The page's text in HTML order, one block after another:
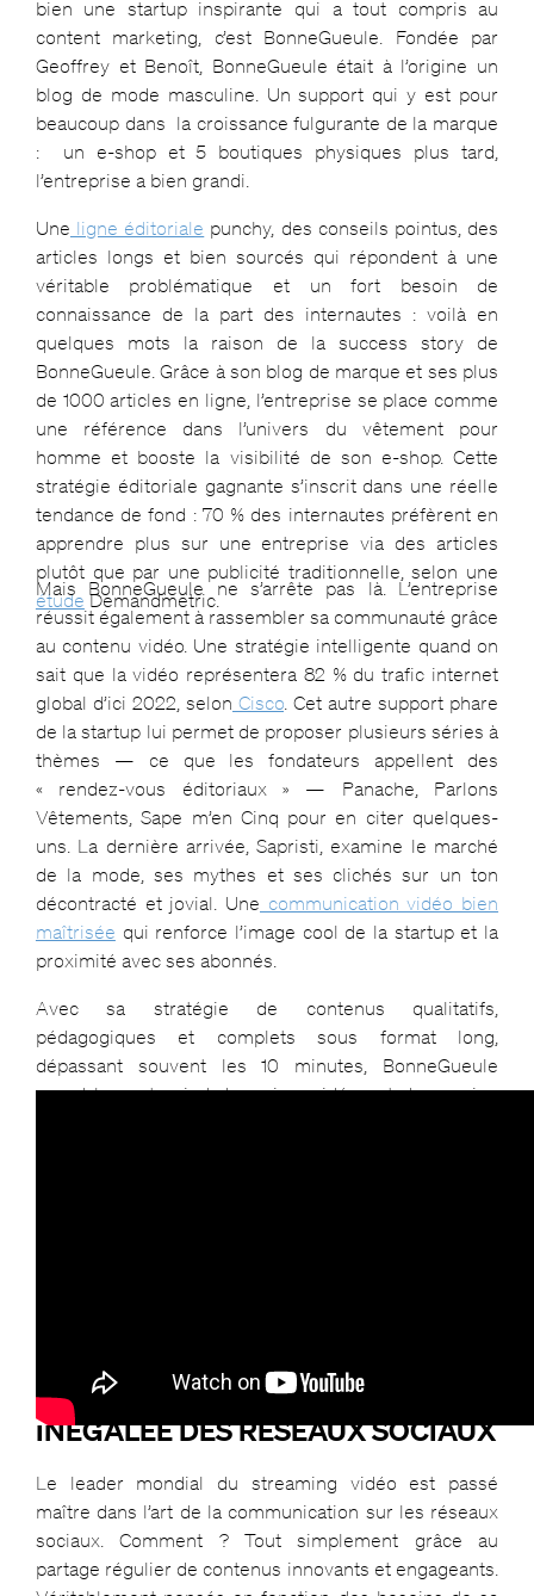
bien une startup inspirante qui a tout compris au
content marketing, c’est BonneGueule. Fondée par
Geoffrey et Benoît, BonneGueule était à l’origine un
blog de mode masculine. Un support qui y est pour
beaucoup dans la croissance fulgurante de la marque
: un e-shop et 5 boutiques physiques plus tard,
l’entreprise a bien grandi.
Une ligne éditoriale punchy, des conseils pointus, des
articles longs et bien sourcés qui répondent à une
véritable problématique et un fort besoin de
connaissance de la part des internautes : voilà en
quelques mots la raison de la success story de
BonneGueule. Grâce à son blog de marque et ses plus
de 1000 articles en ligne, l’entreprise se place comme
une référence dans l’univers du vêtement pour
homme et booste la visibilité de son e-shop. Cette
stratégie éditoriale gagnante s’inscrit dans une réelle
tendance de fond : 70 % des internautes préfèrent en
apprendre plus sur une entreprise via des articles
plutôt que par une publicité traditionnelle, selon une
étude Demandmetric.
Mais BonneGueule ne s’arrête pas là. L’entreprise
réussit également à rassembler sa communauté grâce
au contenu vidéo. Une stratégie intelligente quand on
sait que la vidéo représentera 82 % du trafic internet
global d’ici 2022, selon Cisco. Cet autre support phare
de la startup lui permet de proposer plusieurs séries à
thèmes — ce que les fondateurs appellent des
« rendez-vous éditoriaux » — Panache, Parlons
Vêtements, Sape m’en Cinq pour en citer quelques-
uns. La dernière arrivée, Sapristi, examine le marché
de la mode, ses mythes et ses clichés sur un ton
décontracté et jovial. Une communication vidéo bien
maîtrisée qui renforce l’image cool de la startup et la
proximité avec ses abonnés.
Avec sa stratégie de contenus qualitatifs,
pédagogiques et complets sous format long,
dépassant souvent les 10 minutes, BonneGueule
prend le contrepied des micro-vidéos et du zapping
2. NETFLIX & LA MAÎTRISE
INÉGALÉE DES RÉSEAUX SOCIAUX
Le leader mondial du streaming vidéo est passé
maître dans l’art de la communication sur les réseaux
sociaux. Comment ? Tout simplement grâce au
partage régulier de contenus innovants et engageants.